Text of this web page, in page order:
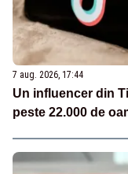
7 aug. 2026, 17:44
Un influencer din
peste 22.000 de